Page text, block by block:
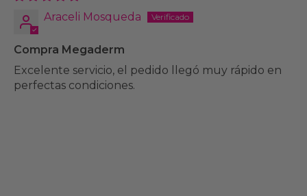
Araceli Mosqueda
Compra Megaderm
Excelente servicio, el pedido llegó muy rápido en
perfectas condiciones.